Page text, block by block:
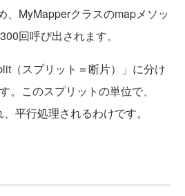
、MyMapperクラスのmapメソッ
回呼び出されます。
（スプリット＝断片）」に分け
。このスプリットの単位で、
平行処理されるわけです。